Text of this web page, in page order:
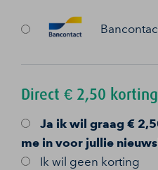
Direct € 2,50
Ja ik wil graag €
me in voor jullie
Ik wil geen korting